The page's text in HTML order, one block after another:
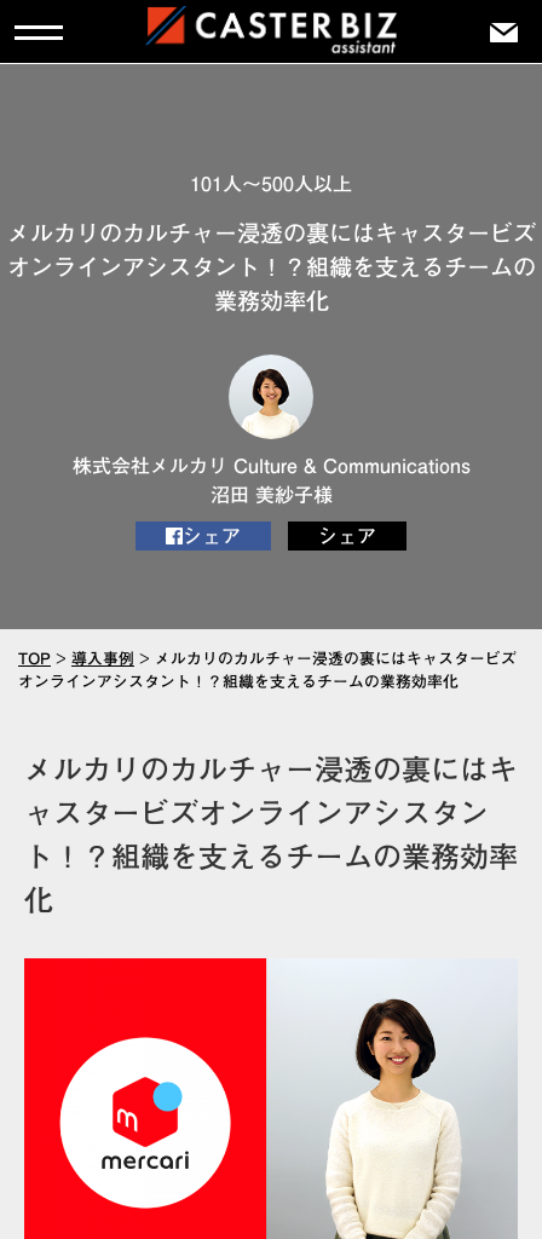
101人～500人以上
メルカリのカルチャー浸透の裏にはキャスタービズ
オンラインアシスタント！？組織を支えるチームの
業務効率化
株式会社メルカリ Culture & Communications
沼田 美紗子様
シェア シェア
TOP > 導入事例 > メルカリのカルチャー浸透の裏にはキャスタービズ
オンラインアシスタント！？組織を支えるチームの業務効率化
メルカリのカルチャー浸透の裏にはキ
ャスタービズオンラインアシスタン
ト！？組織を支えるチームの業務効率
化